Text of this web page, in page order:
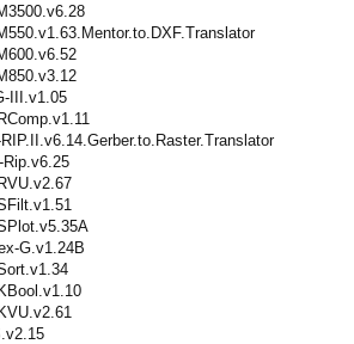
III.v1.05
G.v1.24B